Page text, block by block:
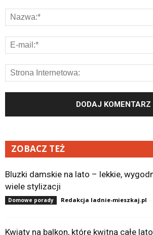
ZOBACZ TEŻ
Bluzki damskie na lato – lekkie,
wiele stylizacji
Domowe porady Redakcja ladnie-mieszkaj.pl -
Kwiaty na balkon, które kwitną całe